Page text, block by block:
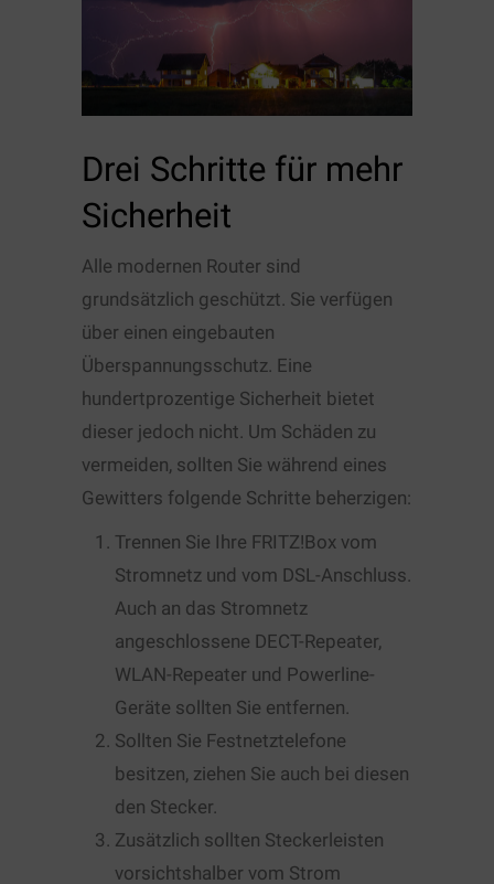
Drei Schritte für mehr
Sicherheit
Alle modernen Router sind
grundsätzlich geschützt. Sie verfügen
über einen eingebauten
Überspannungsschutz. Eine
hundertprozentige Sicherheit bietet
dieser jedoch nicht. Um Schäden zu
vermeiden, sollten Sie während eines
Gewitters folgende Schritte beherzigen:
Trennen Sie Ihre FRITZ!Box vom
Stromnetz und vom DSL-Anschluss.
Auch an das Stromnetz
angeschlossene DECT-Repeater,
WLAN-Repeater und Powerline-
Geräte sollten Sie entfernen.
Sollten Sie Festnetztelefone
besitzen, ziehen Sie auch bei diesen
den Stecker.
Zusätzlich sollten Steckerleisten
vorsichtshalber vom Strom